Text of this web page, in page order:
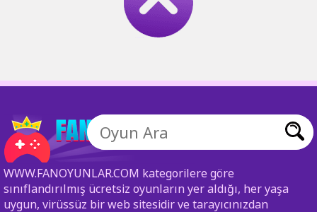
WWW.FANOYUNLAR.COM kategorilere göre
sınıflandırılmış ücretsiz oyunların yer aldığı, her yaşa
uygun, virüssüz bir web sitesidir ve tarayıcınızdan